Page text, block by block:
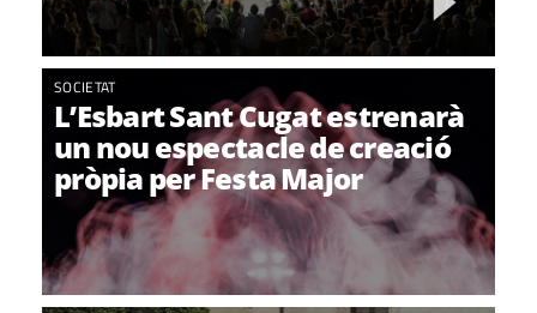
SOCIETAT
L’Esbart Sant Cugat estrenarà
un nou espectacle de creació
pròpia per Festa Major